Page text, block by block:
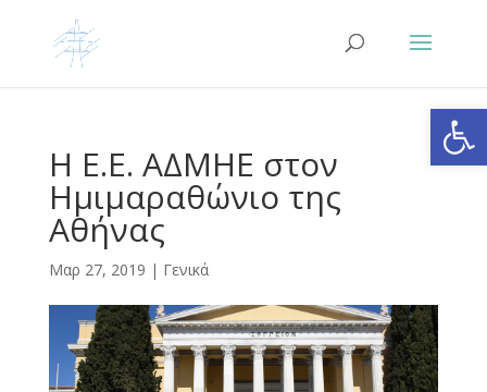
Η Ε.Ε. ΑΔΜΗΕ στον
Ημιμαραθώνιο της
Αθήνας
Μαρ 27, 2019 | Γενικά